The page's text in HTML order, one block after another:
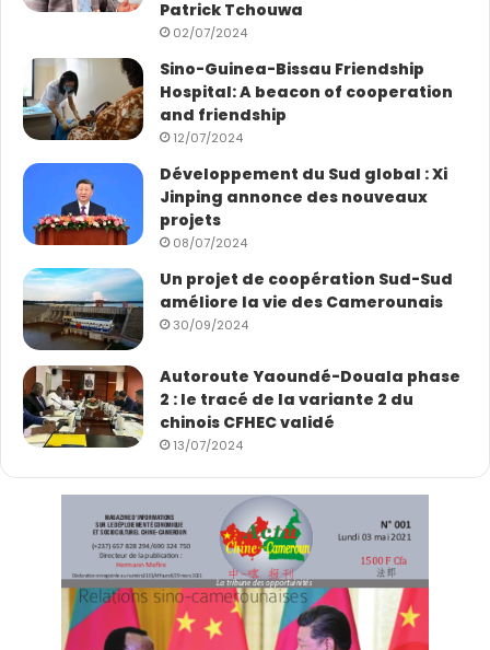
Patrick Tchouwa
02/07/2024
Sino-Guinea-Bissau Friendship
Hospital: A beacon of cooperation
and friendship
12/07/2024
Développement du Sud global : Xi
Jinping annonce des nouveaux
projets
08/07/2024
Un projet de coopération Sud-Sud
améliore la vie des Camerounais
30/09/2024
Autoroute Yaoundé-Douala phase
2 : le tracé de la variante 2 du
chinois CFHEC validé
13/07/2024